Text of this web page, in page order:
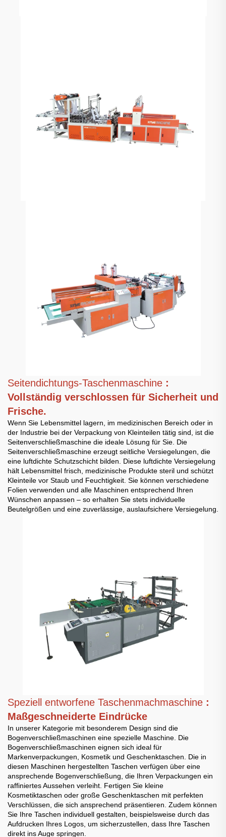
Seitendichtungs-Taschenmaschine :
Vollständig verschlossen für Sicherheit und
Frische.
Wenn Sie Lebensmittel lagern, im medizinischen Bereich oder in
der Industrie bei der Verpackung von Kleinteilen tätig sind, ist die
Seitenverschließmaschine die ideale Lösung für Sie. Die
Seitenverschließmaschine erzeugt seitliche Versiegelungen, die
eine luftdichte Schutzschicht bilden. Diese luftdichte Versiegelung
hält Lebensmittel frisch, medizinische Produkte steril und schützt
Kleinteile vor Staub und Feuchtigkeit. Sie können verschiedene
Folien verwenden und alle Maschinen entsprechend Ihren
Wünschen anpassen – so erhalten Sie stets individuelle
Beutelgrößen und eine zuverlässige, auslaufsichere Versiegelung.
Speziell entworfene Taschenmachmaschine :
Maßgeschneiderte Eindrücke
In unserer Kategorie mit besonderem Design sind die
Bogenverschließmaschinen eine spezielle Maschine. Die
Bogenverschließmaschinen eignen sich ideal für
Markenverpackungen, Kosmetik und Geschenktaschen. Die in
diesen Maschinen hergestellten Taschen verfügen über eine
ansprechende Bogenverschließung, die Ihren Verpackungen ein
raffiniertes Aussehen verleiht. Fertigen Sie kleine
Kosmetiktaschen oder große Geschenktaschen mit perfekten
Verschlüssen, die sich ansprechend präsentieren. Zudem können
Sie Ihre Taschen individuell gestalten, beispielsweise durch das
Aufdrucken Ihres Logos, um sicherzustellen, dass Ihre Taschen
direkt ins Auge springen.